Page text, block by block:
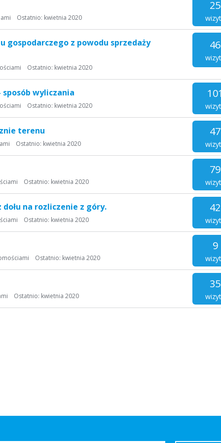
25
Ostatnio: kwietnia 2020
gospodarczego z powodu sprzedaży 46
Ostatnio: kwietnia 2020
wyliczania
Ostatnio: kwietnia 2020
terenu 47
Ostatnio: kwietnia 2020
79
Ostatnio: kwietnia 2020
na rozliczenie z góry. 42
Ostatnio: kwietnia 2020
9
Ostatnio: kwietnia 2020
35
Ostatnio: kwietnia 2020